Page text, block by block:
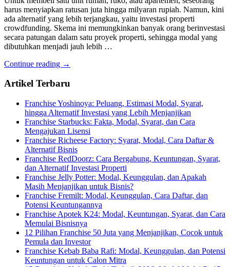
harus menyiapkan ratusan juta hingga milyaran rupiah. Namun, kini
ada alternatif yang lebih terjangkau, yaitu investasi properti
crowdfunding. Skema ini memungkinkan banyak orang berinvestasi
secara patungan dalam satu proyek properti, sehingga modal yang
dibutuhkan menjadi jauh lebih …
Continue reading →
Artikel Terbaru
Franchise Yoshinoya: Peluang, Estimasi Modal, Syarat,
hingga Alternatif Investasi yang Lebih Menjanjikan
Franchise Starbucks: Fakta, Modal, Syarat, dan Cara
Mengajukan Lisensi
Franchise Richeese Factory: Syarat, Modal, Cara Daftar &
Alternatif Bisnis
Franchise RedDoorz: Cara Bergabung, Keuntungan, Syarat,
dan Alternatif Investasi Properti
Franchise Jelly Potter: Modal, Keunggulan, dan Apakah
Masih Menjanjikan untuk Bisnis?
Franchise Fremilt: Modal, Keunggulan, Cara Daftar, dan
Potensi Keuntungannya
Franchise Apotek K24: Modal, Keuntungan, Syarat, dan Cara
Memulai Bisnisnya
12 Pilihan Franchise 50 Juta yang Menjanjikan, Cocok untuk
Pemula dan Investor
Franchise Kebab Baba Rafi: Modal, Keunggulan, dan Potensi
Keuntungan untuk Calon Mitra